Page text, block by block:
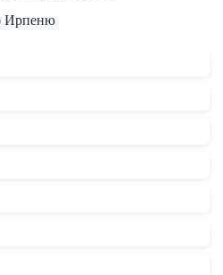
Ирпеню